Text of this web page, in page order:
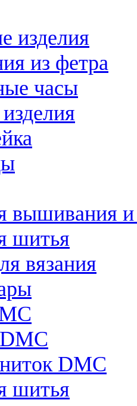
изделия
из фетра
часы
вышивания и
шитья
вязания
DMC
шитья